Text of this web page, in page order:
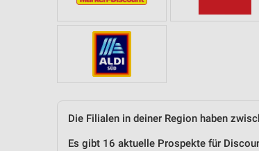
Die Filialen in deiner Region haben
Es gibt 16 aktuelle Prospekte für